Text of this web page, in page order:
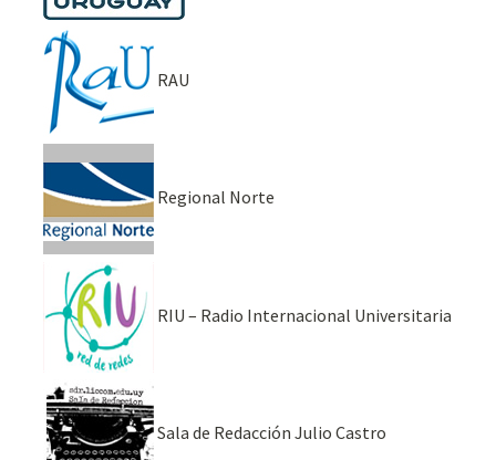
RAU
Regional Norte
RIU – Radio Internacional Universitaria
Sala de Redacción Julio Castro